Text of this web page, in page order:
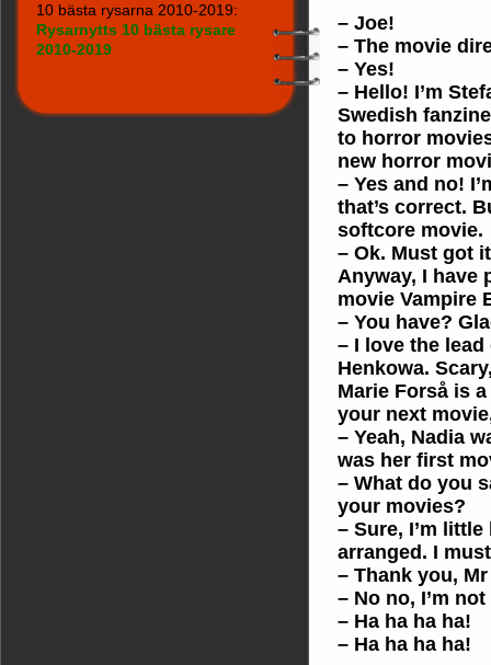
10 bästa rysarna 2010-2019:
Rysarnytts 10 bästa rysare
2010-2019
– Joe!
– The movie
– Yes!
– Hello! I’m
Swedish
to horror
new horror
– Yes and no!
that’s correct.
softcore movie.
– Ok. Must got
Anyway, I have
movie Vampire
– You have?
– I love the
Henkowa.
Marie Forså is
your next
– Yeah, Nadia
was her first
– What do you
your movies?
– Sure, I’m
arranged. I
– Thank you,
– No no, I’m
– Ha ha ha ha!
– Ha ha ha ha!